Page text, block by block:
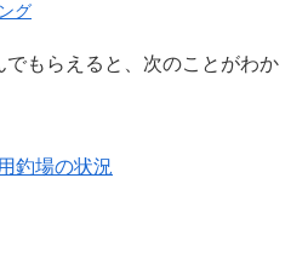
グ
でもらえると、次のことがわか
釣場の状況